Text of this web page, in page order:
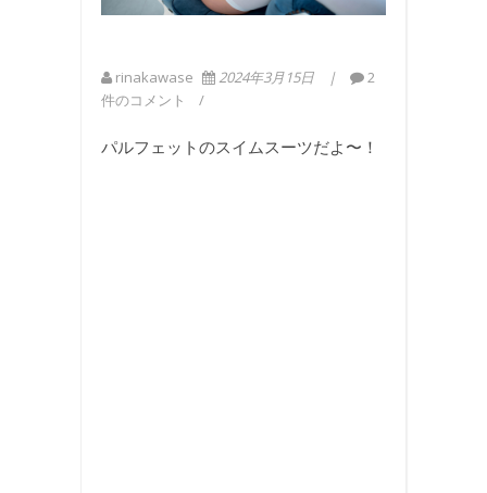
rinakawase 2024年3月15日
2
件のコメント
パルフェットのスイムスーツだよ〜！